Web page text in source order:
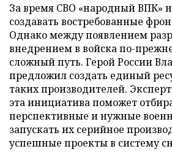
За время СВО «народный ВПК»
создавать востребованные
Однако между появлением
внедрением в войска по-
сложный путь. Герой России
предложил создать единый
таких производителей.
эта инициатива поможет
перспективные и нужные
запускать их серийное
успешные проекты в систему